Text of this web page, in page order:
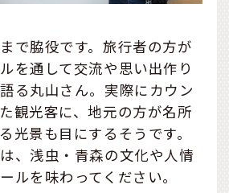
で脇役です。旅行者の方が
を通して交流や思い出作り
る丸山さん。実際にカウン
観光客に、地元の方が名所
光景も目にするそうです。
、浅虫・青森の文化や人情
ルを味わってください。